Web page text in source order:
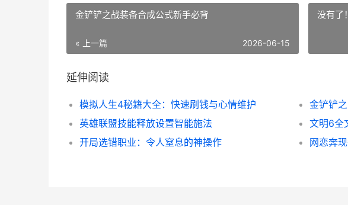
金铲铲之战装备合成公式新手必背
« 上一篇 2026-06-15
没有了！
延伸阅读
模拟人生4秘籍大全：快速刷钱与心情维护
金铲铲
英雄联盟技能释放设置智能施法
文明6全
开局选错职业：令人窒息的神操作
网恋奔